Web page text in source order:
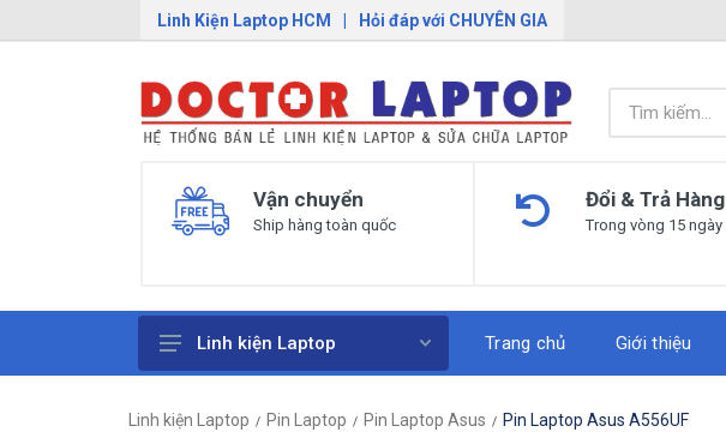
Linh Kiện Laptop HCM | Hỏi đáp với CHUYÊN GIA
Vận chuyển
Ship hàng toàn quốc
Đổi & Trả Hàng
Trong vòng 15 ngày
Linh kiện Laptop Trang chủ Giới thiệu
Linh kiện Laptop Pin Laptop Pin Laptop Asus Pin Laptop Asus A556UF